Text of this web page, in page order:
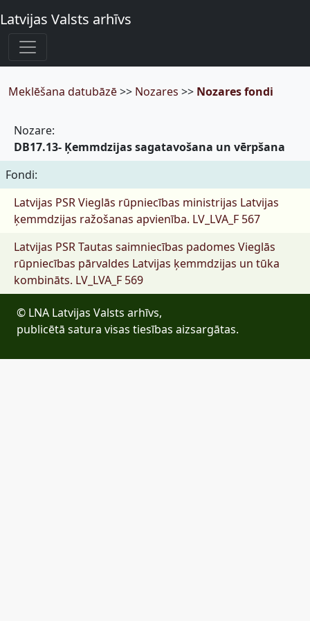
Latvijas Valsts arhīvs
Meklēšana datubāzē>> Nozares >> Nozares fondi
Nozare:
DB17.13- Ķemmdzijas sagatavošana un vērpšana
Fondi:
Latvijas PSR Vieglās rūpniecības ministrijas Latvijas
ķemmdzijas ražošanas apvienība. LV_LVA_F 567
Latvijas PSR Tautas saimniecības padomes Vieglās
rūpniecības pārvaldes Latvijas ķemmdzijas un tūka
kombināts. LV_LVA_F 569
© LNA Latvijas Valsts arhīvs,
publicētā satura visas tiesības aizsargātas.